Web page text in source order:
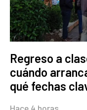
Regreso a
cuándo
qué fechas